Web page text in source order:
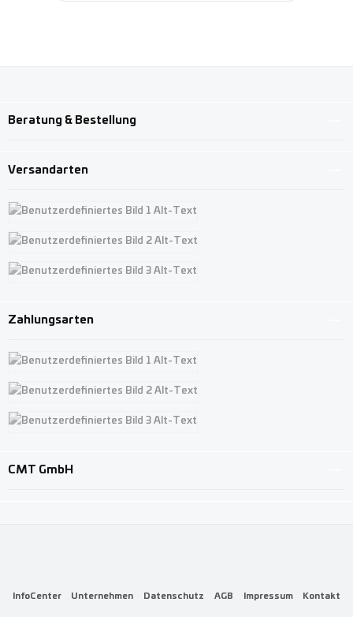
Beratung & Bestellung
Versandarten
Benutzerdefiniertes Bild 1
Benutzerdefiniertes Bild 2
Zahlungsarten
Benutzerdefiniertes Bild 1
Benutzerdefiniertes Bild 2
CMT GmbH
InfoCenter Unternehmen Datenschutz AGB Impressum Kontakt